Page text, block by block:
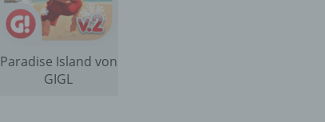
Paradise Island von
GIGL